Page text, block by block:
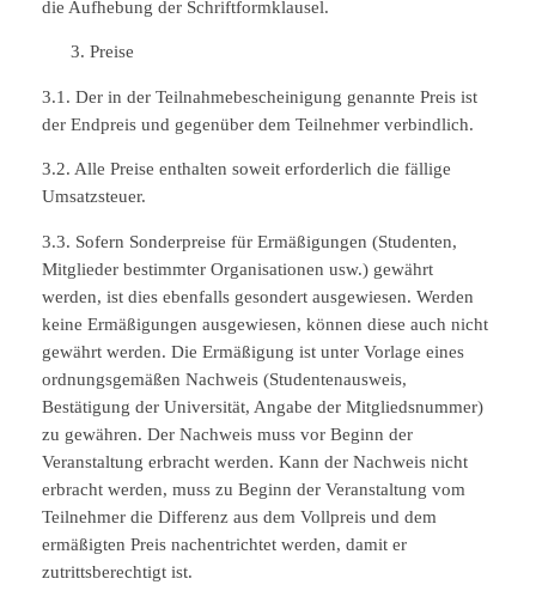
die Aufhebung der Schriftformklausel.
Preise
3.1. Der in der Teilnahmebescheinigung genannte Preis ist
der Endpreis und gegenüber dem Teilnehmer verbindlich.
3.2. Alle Preise enthalten soweit erforderlich die fällige
Umsatzsteuer.
3.3. Sofern Sonderpreise für Ermäßigungen (Studenten,
Mitglieder bestimmter Organisationen usw.) gewährt
werden, ist dies ebenfalls gesondert ausgewiesen. Werden
keine Ermäßigungen ausgewiesen, können diese auch nicht
gewährt werden. Die Ermäßigung ist unter Vorlage eines
ordnungsgemäßen Nachweis (Studentenausweis,
Bestätigung der Universität, Angabe der Mitgliedsnummer)
zu gewähren. Der Nachweis muss vor Beginn der
Veranstaltung erbracht werden. Kann der Nachweis nicht
erbracht werden, muss zu Beginn der Veranstaltung vom
Teilnehmer die Differenz aus dem Vollpreis und dem
ermäßigten Preis nachentrichtet werden, damit er
zutrittsberechtigt ist.